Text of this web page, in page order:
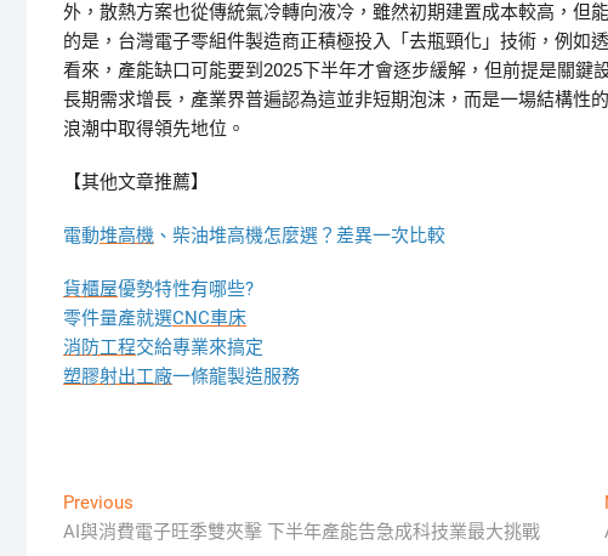
外，散熱方案也從傳統氣冷轉向液冷，雖然初期建置成本較高，但
的是，台灣電子零組件製造商正積極投入「去瓶頸化」技術，例如
看來，產能缺口可能要到2025下半年才會逐步緩解，但前提是關
長期需求增長，產業界普遍認為這並非短期泡沫，而是一場結構性
浪潮中取得領先地位。
【其他文章推薦】
電動堆高機 、柴油堆高機怎麼選？差異一次比較
貨櫃屋優勢特性有哪些?
零件量產就選CNC車床
消防工程交給專業來搞定
塑膠射出工廠一條龍製造服務
文
章
Previous
post:
AI與消費電子旺季雙夾擊 下半年產能告急成科技業最大挑戰